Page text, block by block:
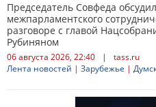
Председатель Совфеда
межпарламентского
разговоре с главой
Рубиняном
06 августа 2026, 22:40 |
tass.ru
Лента новостей | Зарубежье |